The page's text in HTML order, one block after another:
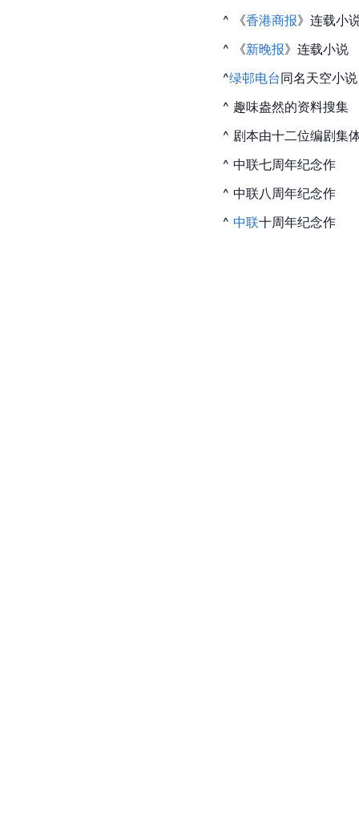
^ 《香港商报》连载小
^ 《新晚报》连载小说
^绿邨电台同名天空小说
^ 趣味盎然的资料搜集
^ 剧本由十二位编剧集
^ 中联七周年纪念作
^ 中联八周年纪念作
^ 中联十周年纪念作